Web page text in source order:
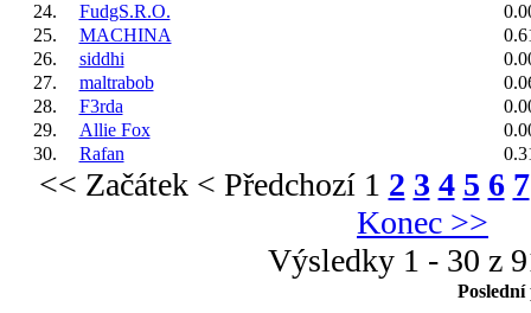
24.
FudgS.R.O.
25.
MACHINA
26.
siddhi
27.
maltrabob
28.
F3rda
29.
Allie Fox
30.
Rafan
<< Začátek < Předchozí 1 2 3 4 5 6 7
Konec >>
Výsledky 1 - 30 z